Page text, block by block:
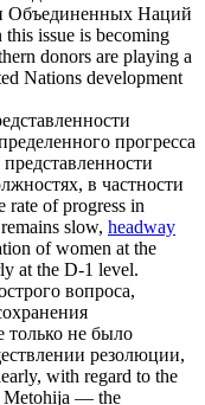
Объединенных Наций
this issue is becoming
donors are playing a
Nations development
прогресса
в частности
rate of progress in
slow, headway
of women at the
at the D-1 level.
вопроса,
только не было
резолюции,
with regard to the
Metohija — the